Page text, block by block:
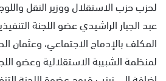
لحزب حزب الاستقلال ووزير النقل
عبد الجبار الراشيدي عضو اللجنة
المكلف بالإدماج الاجتماعي، وعثمان
لمنظمة الشبيبة الاستقلالية وعضو